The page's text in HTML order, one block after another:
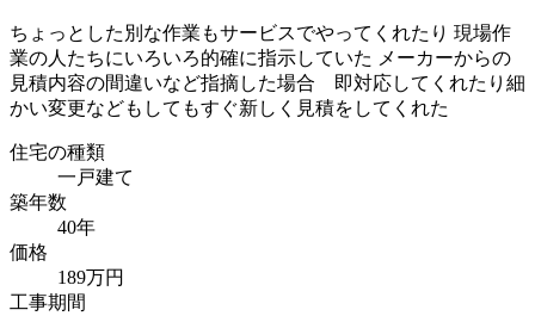
ちょっとした別な作業もサービスでやってくれたり 現場作
業の人たちにいろいろ的確に指示していた メーカーからの
見積内容の間違いなど指摘した場合 即対応してくれたり細
かい変更などもしてもすぐ新しく見積をしてくれた
住宅の種類
一戸建て
築年数
40年
価格
189万円
工事期間